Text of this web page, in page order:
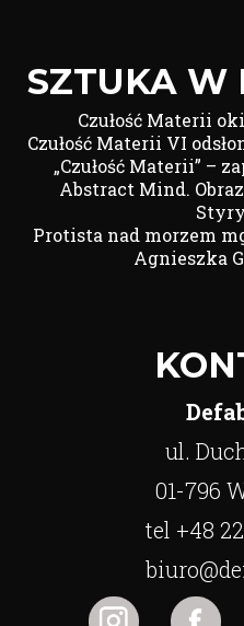
SZTUKA W
Czułość Materii
Czułość Materii VI
„Czułość Materii” –
Abstract Mind.
Protista nad morzem
Agnieszka
ul.
01-796
tel +48